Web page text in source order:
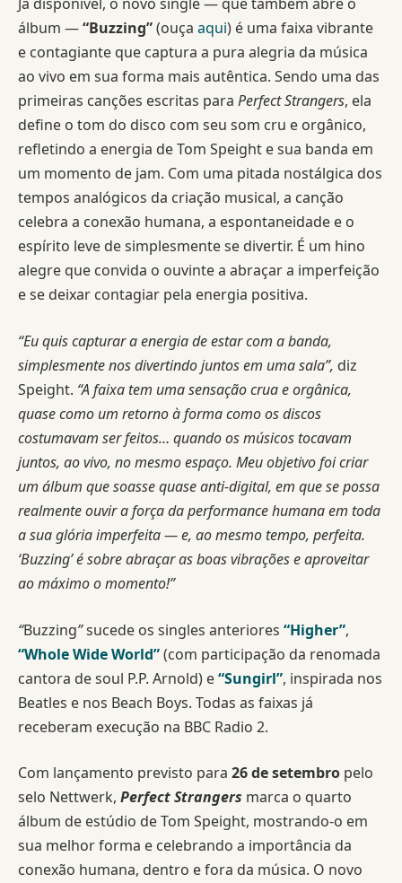
álbum —“Buzzing”(ouça aqui) é uma faixa vibrante
e contagiante que captura a pura alegria da música
ao vivo em sua forma mais autêntica. Sendo uma das
primeiras canções escritas para Perfect Strangers, ela
define o tom do disco com seu som cru e orgânico,
refletindo a energia de Tom Speight e sua banda em
um momento de jam. Com uma pitada nostálgica dos
tempos analógicos da criação musical, a canção
celebra a conexão humana, a espontaneidade e o
espírito leve de simplesmente se divertir. É um hino
alegre que convida o ouvinte a abraçar a imperfeição
e se deixar contagiar pela energia positiva.
“Eu quis capturar a energia de estar com a banda,
simplesmente nos divertindo juntos em uma sala”, diz
Speight. “A faixa tem uma sensação crua e orgânica,
quase como um retorno à forma como os discos
costumavam ser feitos… quando os músicos tocavam
juntos, ao vivo, no mesmo espaço. Meu objetivo foi criar
um álbum que soasse quase anti-digital, em que se possa
realmente ouvir a força da performance humana em toda
a sua glória imperfeita — e, ao mesmo tempo, perfeita.
‘Buzzing’ é sobre abraçar as boas vibrações e aproveitar
ao máximo o momento!”
“Buzzing”sucede os singles anteriores “Higher”,
“Whole Wide World”(com participação da renomada
cantora de soul P.P. Arnold) e“Sungirl”, inspirada nos
Beatles e nos Beach Boys. Todas as faixas já
receberam execução na BBC Radio 2.
Com lançamento previsto para 26 de setembro pelo
selo Nettwerk, Perfect Strangers marca o quarto
álbum de estúdio de Tom Speight, mostrando-o em
sua melhor forma e celebrando a importância da
conexão humana, dentro e fora da música. O novo